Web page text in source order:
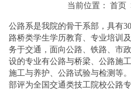
当前位置： 首页
公路系是我院的骨干系部，具有
路桥类学生学历教育、专业培训
务于交通，面向公路、铁路、市
设的专业有公路与桥梁、公路施
施工与养护、公路试验与检测等
部评为全国交通类技工院校公路